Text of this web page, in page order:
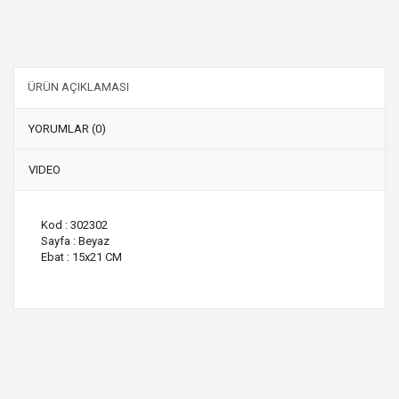
ÜRÜN AÇIKLAMASI
YORUMLAR (0)
VIDEO
Kod : 302302
Sayfa : Beyaz
Ebat : 15x21 CM